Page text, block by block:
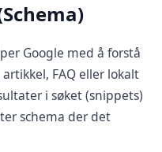
Google med å forstå
FAQ eller lokalt
i søket (snippets)
schema der det